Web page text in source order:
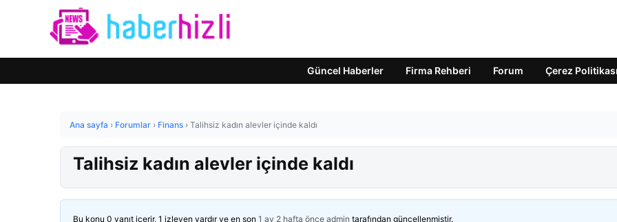
Güncel Haberler Firma Rehberi Forum Çerez Politikası
Ana sayfa › Forumlar › Finans › Talihsiz kadın alevler içinde kaldı
Talihsiz kadın alevler içinde kaldı
Bu konu 0 yanıt içerir, 1 izleyen vardır ve en son 1 ay 2 hafta önce admin tarafından güncellenmiştir.